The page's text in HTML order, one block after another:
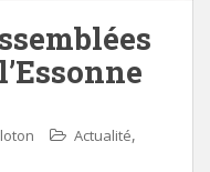
Actualité,